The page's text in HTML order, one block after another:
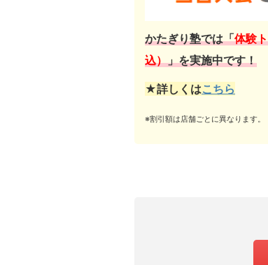
かたぎり塾では「体験
込）」を実施中です！
★詳しくはこちら
※割引額は店舗ごとに異なります。